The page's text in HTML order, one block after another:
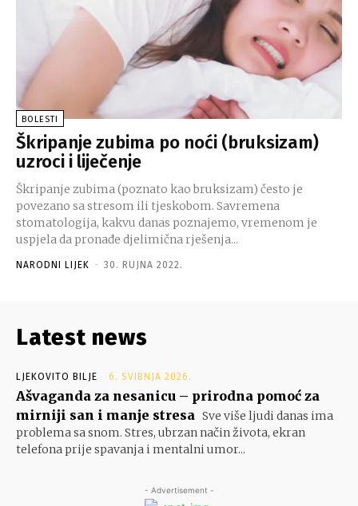
BOLESTI
Škripanje zubima po noći (bruksizam)
uzroci i liječenje
Škripanje zubima (poznato kao bruksizam) često je
povezano sa stresom ili tjeskobom. Savremena
stomatologija, kakvu danas poznajemo, vremenom je
uspjela da pronađe djelimična rješenja...
NARODNI LIJEK - 30. RUJNA 2022.
Latest news
LJEKOVITO BILJE 6. SVIBNJA 2026.
Ašvaganda za nesanicu – prirodna pomoć za
mirniji san i manje stresa Sve više ljudi danas ima
problema sa snom. Stres, ubrzan način života, ekran
telefona prije spavanja i mentalni umor...
- Advertisement -